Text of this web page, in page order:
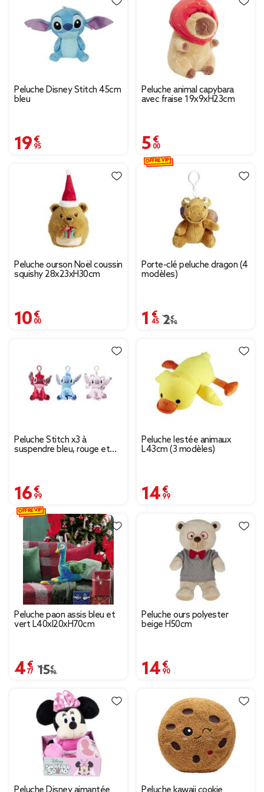
Peluche Disney Stitch 45cm
bleu
19,95 €
Peluche animal capybara
avec fraise 19x9xH23cm
5,00 €
Peluche ourson Noël coussin
squishy 28x23xH30cm
10,00 €
Porte-clé peluche dragon (4
modèles)
1,45 €
Prix remisé de 2,90 €
2,90 €
OFFRE VIP
Peluche Stitch x3 à
suspendre bleu, rouge et
16,99 €
Peluche lestée animaux
L43cm (3 modèles)
14,99 €
Peluche paon assis bleu et
vert L40xl20xH70cm
4,77 €
Prix remisé de 15,90 € à 4,77 €
15,90 €
OFFRE VIP
Peluche ours polyester
beige H50cm
14,90 €